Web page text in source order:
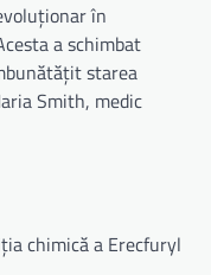
în
a schimbat
starea
Smith, medic
chimică a Erecfuryl